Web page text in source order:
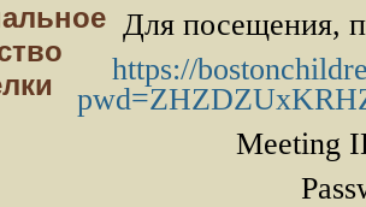
Для посещения,
https://
Meeting